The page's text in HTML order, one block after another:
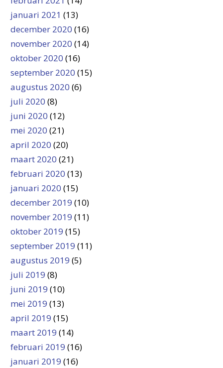
januari 2021 (13)
december 2020 (16)
november 2020 (14)
oktober 2020 (16)
september 2020 (15)
augustus 2020 (6)
juli 2020 (8)
juni 2020 (12)
mei 2020 (21)
april 2020 (20)
maart 2020 (21)
februari 2020 (13)
januari 2020 (15)
december 2019 (10)
november 2019 (11)
oktober 2019 (15)
september 2019 (11)
augustus 2019 (5)
juli 2019 (8)
juni 2019 (10)
mei 2019 (13)
april 2019 (15)
maart 2019 (14)
februari 2019 (16)
januari 2019 (16)